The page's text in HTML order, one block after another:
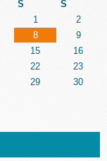
S S
1
2
8
9
15
16
22
23
29
30